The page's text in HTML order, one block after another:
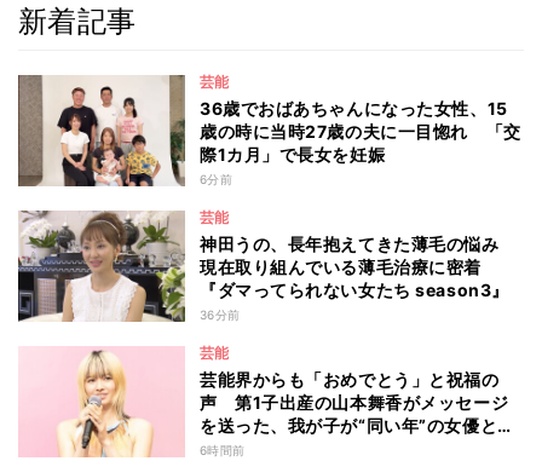
新着記事
芸能
36歳でおばあちゃんになった女性、15
歳の時に当時27歳の夫に一目惚れ 「交
際1カ月」で長女を妊娠
6分前
芸能
神田うの、長年抱えてきた薄毛の悩み
現在取り組んでいる薄毛治療に密着
『ダマってられない女たち season3』
36分前
芸能
芸能界からも「おめでとう」と祝福の
声 第1子出産の山本舞香がメッセージ
を送った、我が子が“同い年”の女優と
は 今月1日には2年在籍した所属事務所
6時間前